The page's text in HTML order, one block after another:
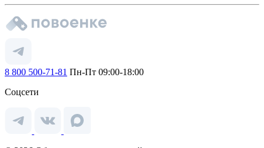
8 800 500-71-81 Пн-Пт 09:00-18:00
Соцсети